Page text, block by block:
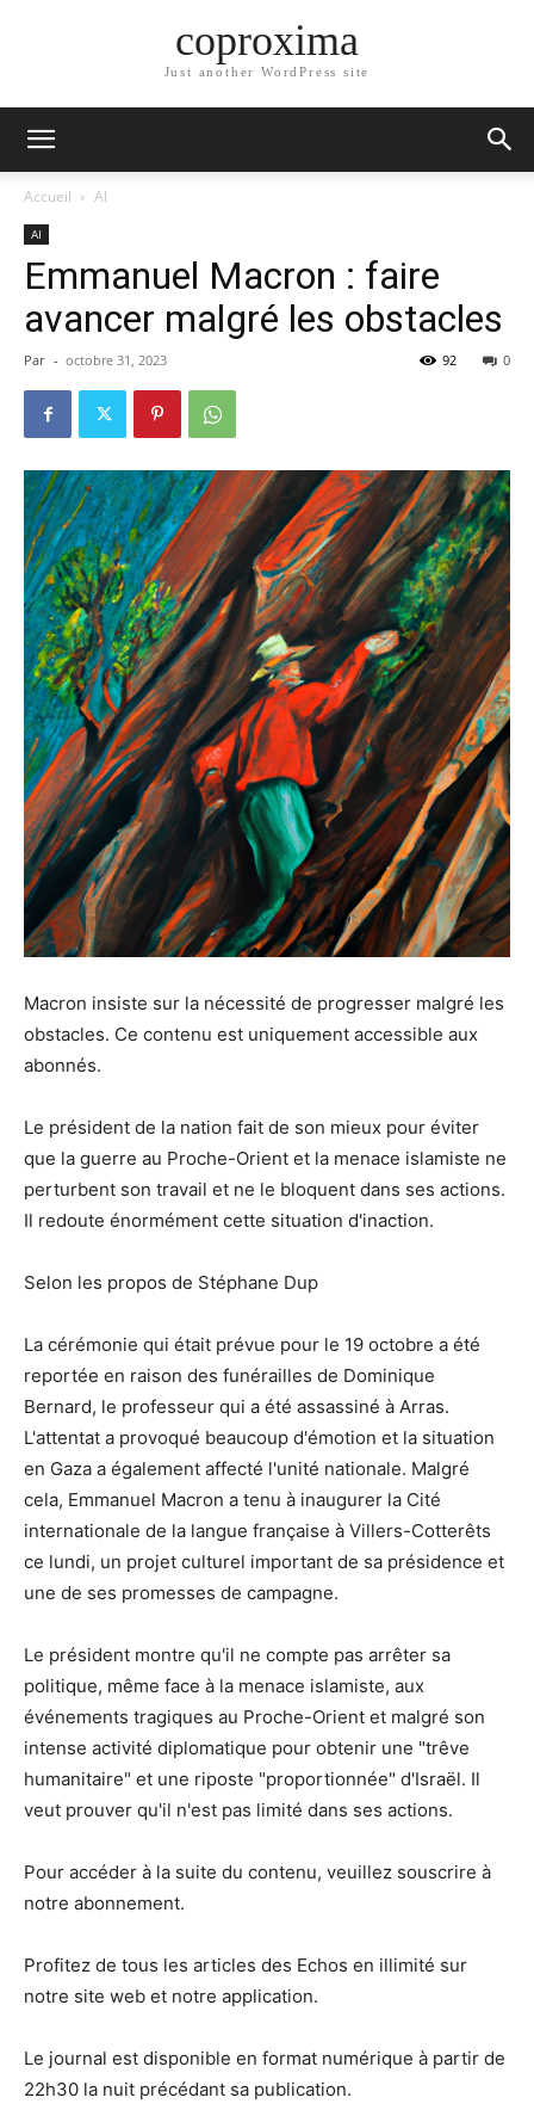
coproxima
Just another WordPress site
Accueil AI
AI
Emmanuel Macron : faire
avancer malgré les obstacles
Par - octobre 31, 2023 0
92
Macron insiste sur la nécessité de progresser malgré les
obstacles. Ce contenu est uniquement accessible aux
abonnés.
Le président de la nation fait de son mieux pour éviter
que la guerre au Proche-Orient et la menace islamiste ne
perturbent son travail et ne le bloquent dans ses actions.
Il redoute énormément cette situation d'inaction.
Selon les propos de Stéphane Dup
La cérémonie qui était prévue pour le 19 octobre a été
reportée en raison des funérailles de Dominique
Bernard, le professeur qui a été assassiné à Arras.
L'attentat a provoqué beaucoup d'émotion et la situation
en Gaza a également affecté l'unité nationale. Malgré
cela, Emmanuel Macron a tenu à inaugurer la Cité
internationale de la langue française à Villers-Cotterêts
ce lundi, un projet culturel important de sa présidence et
une de ses promesses de campagne.
Le président montre qu'il ne compte pas arrêter sa
politique, même face à la menace islamiste, aux
événements tragiques au Proche-Orient et malgré son
intense activité diplomatique pour obtenir une "trêve
humanitaire" et une riposte "proportionnée" d'Israël. Il
veut prouver qu'il n'est pas limité dans ses actions.
Pour accéder à la suite du contenu, veuillez souscrire à
notre abonnement.
Profitez de tous les articles des Echos en illimité sur
notre site web et notre application.
Le journal est disponible en format numérique à partir de
22h30 la nuit précédant sa publication.